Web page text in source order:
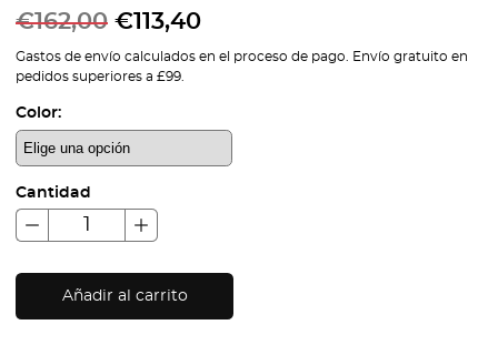
€162,00 €113,40
Gastos de envío calculados en el proceso de pago. Envío gratuito en
pedidos superiores a £99.
Color:
Cantidad
Añadir al carrito